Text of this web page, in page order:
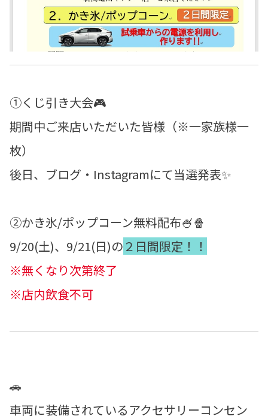
①くじ引き大会🎮
期間中ご来店いただいた皆様（※一家族様一
枚）
後日、ブログ・Instagramにて当選発表✨
②かき氷/ポップコーン無料配布🍧🍿
9/20(土)、9/21(日)の ２日間限定！！
※無くなり次第終了
※店内飲食不可
🚗
車両に装備されているアクセサリーコンセン